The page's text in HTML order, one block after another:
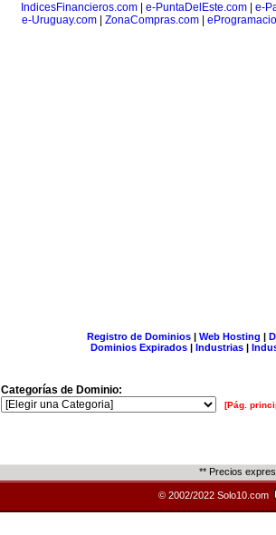
IndicesFinancieros.com
e-PuntaDelEste.com
e-
e-Uruguay.com
ZonaCompras.com
Registro de Dominios| Web Hosting |
Dominios Expirados | Industrias |
Categorías de Dominio:
[Pág.
** Precios
© 2002/2022 Solo10.com